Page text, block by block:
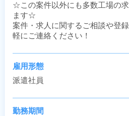
☆この案件以外にも多数工場の
ます☆
案件・求人に関するご相談や登
軽にご連絡ください！
雇用形態
派遣社員
勤務期間